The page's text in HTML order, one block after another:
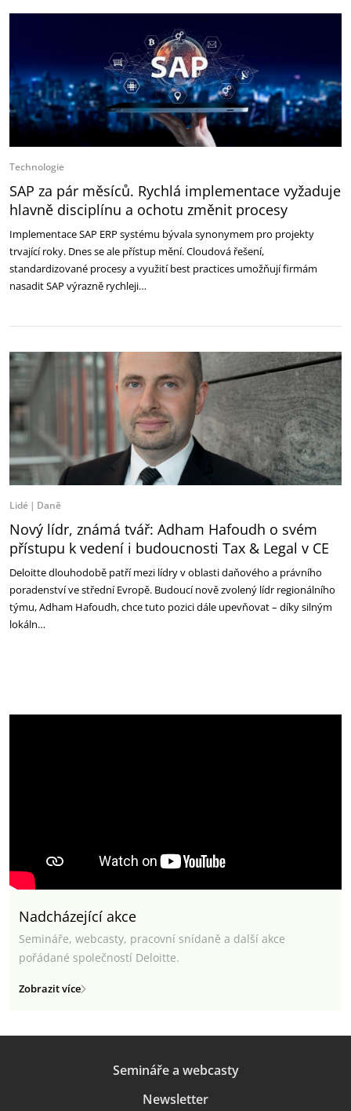
Technologie
SAP za pár měsíců. Rychlá implementace vyžaduje
hlavně disciplínu a ochotu změnit procesy
Implementace SAP ERP systému bývala synonymem pro projekty
trvající roky. Dnes se ale přístup mění. Cloudová řešení,
standardizované procesy a využití best practices umožňují firmám
nasadit SAP výrazně rychleji…
Lidé Daně
Nový lídr, známá tvář: Adham Hafoudh o svém
přístupu k vedení i budoucnosti Tax & Legal v CE
Deloitte dlouhodobě patří mezi lídry v oblasti daňového a právního
poradenství ve střední Evropě. Budoucí nově zvolený lídr regionálního
týmu, Adham Hafoudh, chce tuto pozici dále upevňovat – díky silným
lokáln…
Nadcházející akce
Semináře, webcasty, pracovní snídaně a další akce
pořádané společností Deloitte.
Zobrazit více
Semináře a webcasty
Newsletter